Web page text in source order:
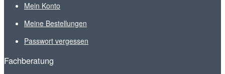
Mein Konto
Meine Bestellungen
Passwort vergessen
Fachberatung